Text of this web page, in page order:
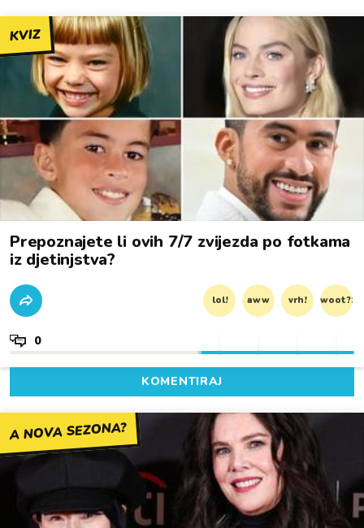
KVIZ
Prepoznajete li ovih 7/7 zvijezda po fotkama
iz djetinjstva?
lol! aww vrh! woot?!
0
KOMENTIRAJ
A NOVA SEZONA?